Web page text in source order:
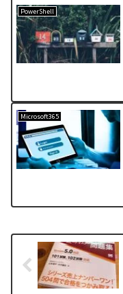
PowerShell
Microsoft365